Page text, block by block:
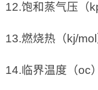
12.饱和蒸气压（
13.燃烧热（kj/
14.临界温度（oc